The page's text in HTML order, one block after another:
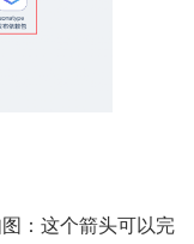
：这个箭头可以完